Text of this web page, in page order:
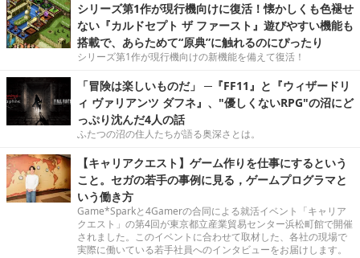
シリーズ第1作が現行機向けに復活！懐かしくも色褪せ
ない『カルドセプト ザ ファースト』遊びやすい機能も
搭載で、あらためて“原典”に触れるのにぴったり
シリーズ第1作が現行機向けの新機能を備えて復活！
「冒険は楽しいものだ」 ─『FF11』と『ウィザードリ
ィ ヴァリアンツ ダフネ』、"優しくないRPG"の沼にど
っぷり沈んだ4人の話
ふたつの沼の住人たちが語る奥深さとは。
【キャリアクエスト】ゲーム作りを仕事にするという
こと。セガの若手の事例に見る，ゲームプログラマと
いう働き方
Game*Sparkと4Gamerの合同による就活イベント「キャリア
クエスト」の第4回が東京都立産業貿易センター浜松町館で開催
されました。このイベントに合わせて取材した、各社の現場で
実際に働いている若手社員へのインタビューをお届けします。